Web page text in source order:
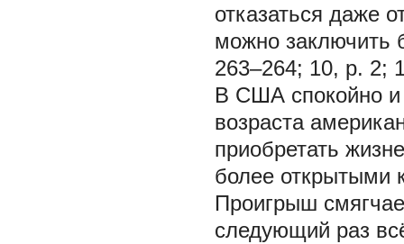
отказаться даже
можно заключить
263–264; 10, p. 2;
В США спокойно и
возраста
приобретать
более открытыми
Проигрыш
следующий раз